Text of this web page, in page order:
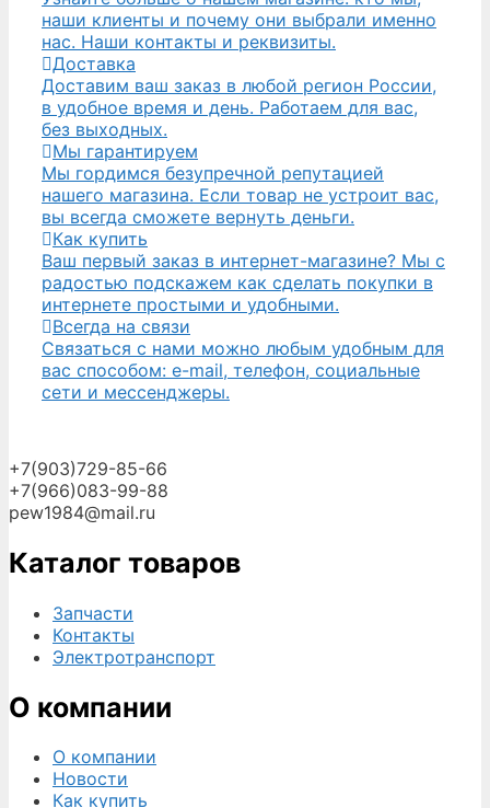
наши клиенты и почему они выбрали именно
нас. Наши контакты и реквизиты.
Доставка
Доставим ваш заказ в любой регион России,
в удобное время и день. Работаем для вас,
без выходных.
Мы гарантируем
Мы гордимся безупречной репутацией
нашего магазина. Если товар не устроит вас,
вы всегда сможете вернуть деньги.
Как купить
Ваш первый заказ в интернет-магазине? Мы с
радостью подскажем как сделать покупки в
интернете простыми и удобными.
Всегда на связи
Связаться с нами можно любым удобным для
вас способом: e-mail, телефон, социальные
сети и мессенджеры.
+7(903)729-85-66
+7(966)083-99-88
pew1984@mail.ru
Каталог товаров
Запчасти
Контакты
Электротранспорт
О компании
О компании
Новости
Как купить